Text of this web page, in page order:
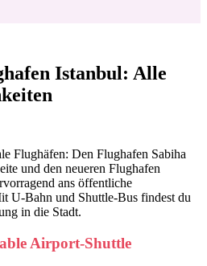
Istanbul: Alle
Flughäfen: Den Flughafen Sabiha
und den neueren Flughafen
ans öffentliche
U-Bahn und Shuttle-Bus findest du
in die Stadt.
Airport-Shuttle